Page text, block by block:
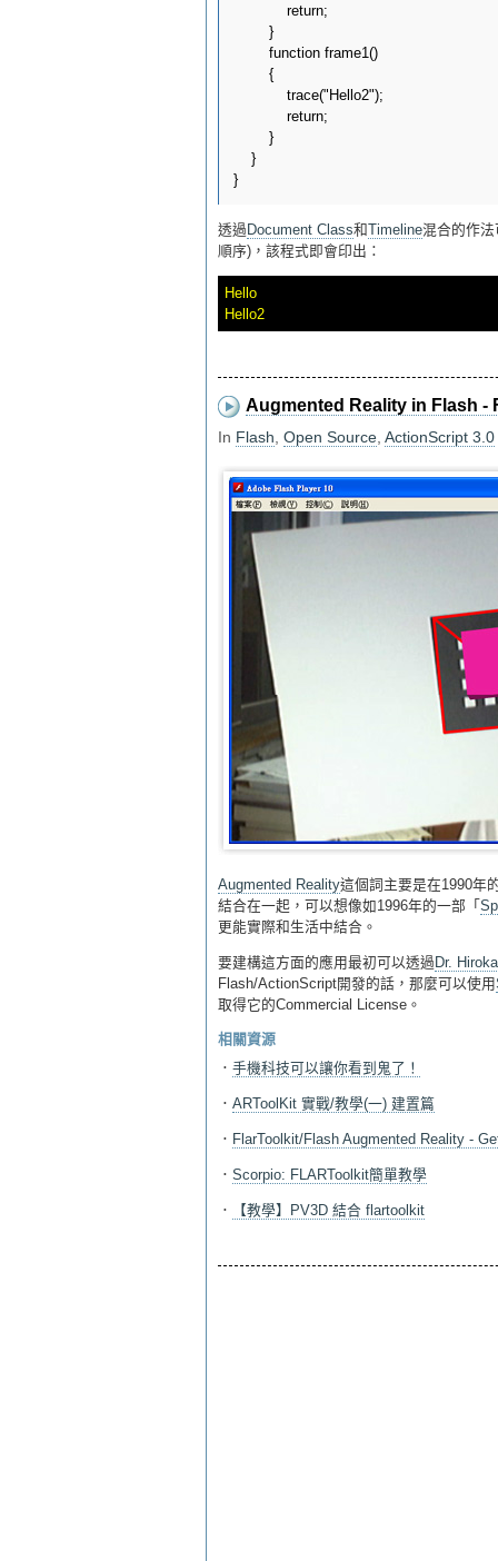
            return;
        }
        function frame1()
        {
            trace("Hello2");
            return;
        }
    }
}
透過 Document Class和Timeline混合的作
順序)，該程式即會印出：
Hello
Augmented Reality in Flash -
In Flash Open Source ActionScript 3.0
Augmented Reality這個詞主要是在1990年
結合在一起，可以想像如1996年的一部「
更能實際和生活中結合。
要建構這方面的應用最初可以透過 Dr.
Flash/ActionScript開發的話，那麼可以使用
取得它的Commercial License。
相關資源
． 手機科技可以讓你看到鬼了！
． ARToolKit 實戰/教學(一) 建置篇
． FlarToolkit/Flash Augmented Reality -
． Scorpio: FLARToolkit簡單教學
． 【教學】PV3D 結合 flartoolkit